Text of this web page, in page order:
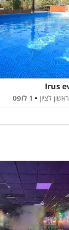
ראשון לציון 1 לופט